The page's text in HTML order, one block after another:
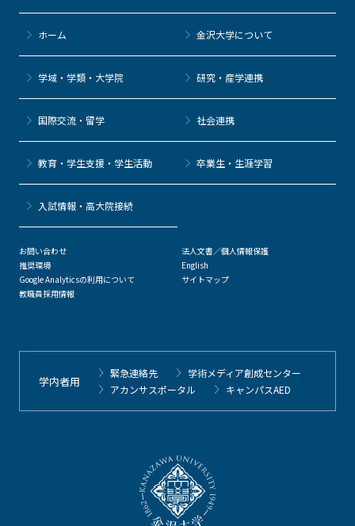
ホーム 金沢大学について
学域・学類・大学院 研究・産学連携
国際交流・留学 社会連携
教育・学生支援・学生活動 卒業生・生涯学習
⼊試情報・高大院接続
お問い合わせ
推奨環境
Google Analyticsの利用について
教職員採用情報
法人文書／個人情報保護
English
サイトマップ
学内者用
緊急連絡先
学術メディア創成センター
アカンサスポータル
キャンパスAED